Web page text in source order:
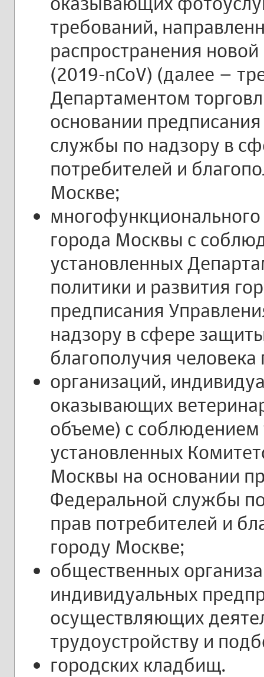
требований,
распространения
(2019-nCoV) (далее –
Департаментом
основании
службы по надзору в
потребителей и
Москве;
города Москвы с
установленных
политики и развития
предписания
надзору в сфере
благополучия
организаций,
оказывающих
объеме) с соблюдением
установленных
Москвы на основании
Федеральной службы
прав потребителей и
городу Москве;
общественных
индивидуальных
осуществляющих
трудоустройству и
городских кладбищ.